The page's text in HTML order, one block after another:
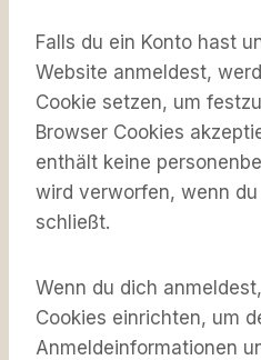
Falls du ein Konto hast
Website anmeldest,
Cookie setzen, um
Browser Cookies
enthält keine
wird verworfen, wenn
schließt.
Wenn du dich
Cookies einrichten, um
Anmeldeinformationen